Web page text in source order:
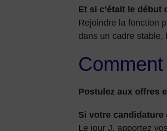
Et si c’était le début
Rejoindre la fonction
dans un cadre stable,
Postulez aux offres
Si votre candidature
Le jour J, apportez